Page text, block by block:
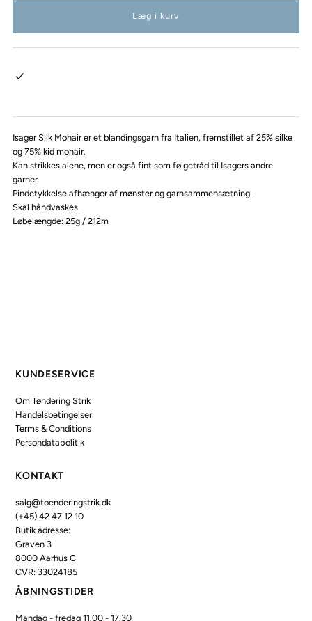
Isager Silk Mohair er et blandingsgarn fra Italien, fremstillet af 25% silke
og 75% kid mohair.
Kan strikkes alene, men er også fint som følgetråd til Isagers andre
garner.
Pindetykkelse afhænger af mønster og garnsammensætning.
Skal håndvaskes.
Løbelængde: 25g / 212m
KUNDESERVICE
Om Tøndering Strik
Handelsbetingelser
Terms & Conditions
Persondatapolitik
KONTAKT
salg@toenderingstrik.dk
(+45) 42 47 12 10
Butik adresse:
Graven 3
8000 Aarhus C
CVR: 33024185
ÅBNINGSTIDER
Mandag - fredag 11.00 - 17.30